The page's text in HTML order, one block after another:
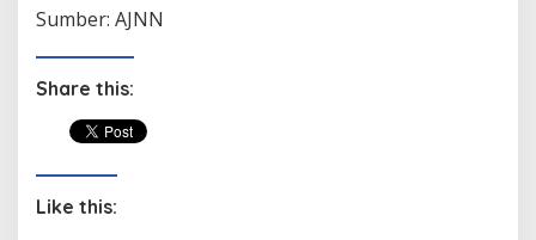
Sumber: AJNN
Share this:
Like this: